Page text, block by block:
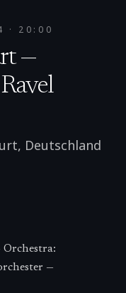
· 20:00
—
, Deutschland
—